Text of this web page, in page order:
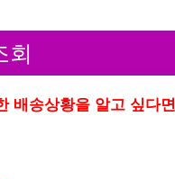
회
배송상황을 알고 싶다